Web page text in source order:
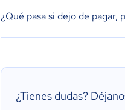
¿Qué pasa si dejo de pagar,
¿Tienes dudas?